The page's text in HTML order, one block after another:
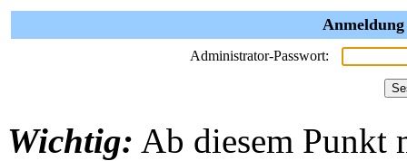
Administrator-Passwort:
Wichtig: Ab diesem Punkt